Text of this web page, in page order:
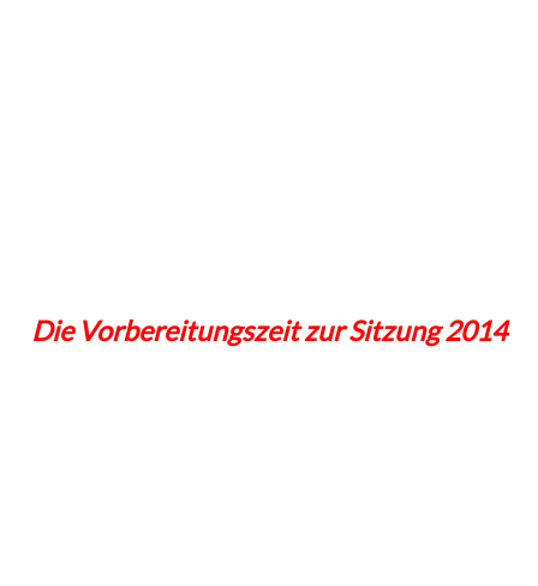
Die Vorbereitungszeit zur Sitzung 2014